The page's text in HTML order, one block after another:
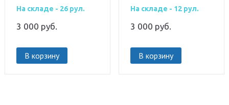
На складе - 26 рул.
3 000 руб.
В корзину
На складе - 12 рул.
3 000 руб.
В корзину